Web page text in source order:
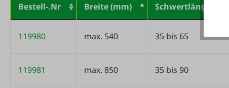
Bestell-.Nr Breite (mm) Schwertlänge (cm)
119980 max. 540 35 bis 65
119981 max. 850 35 bis 90